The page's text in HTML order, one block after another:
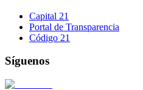
Capital 21
Portal de Transparencia
Código 21
Síguenos